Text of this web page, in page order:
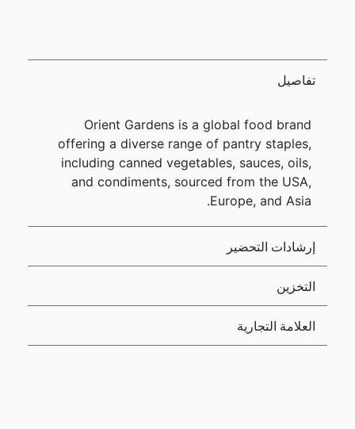
تفاصيل
Orient Gardens is a global food brand
offering a diverse range of pantry staples,
including canned vegetables, sauces, oils,
and condiments, sourced from the USA,
Europe, and Asia.
إرشادات التحضير
التخزين
العلامة التجارية